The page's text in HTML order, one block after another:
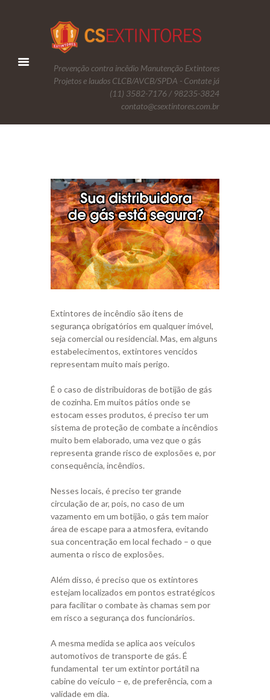
Prevenção contra incêdio Manutenção Extintores
Projetos e laudos CLCB/AVCB/SPDA - Contate já
(11) 3582-7176 / 98235-3824
contato@csextintores.com.br
Extintores de incêndio são itens de
segurança obrigatórios em qualquer imóvel,
seja comercial ou residencial. Mas, em alguns
estabelecimentos, extintores vencidos
representam muito mais perigo.
É o caso de distribuidoras de botijão de gás
de cozinha. Em muitos pátios onde se
estocam esses produtos, é preciso ter um
sistema de proteção de combate a incêndios
muito bem elaborado, uma vez que o gás
representa grande risco de explosões e, por
consequência, incêndios.
Nesses locais, é preciso ter grande
circulação de ar, pois, no caso de um
vazamento em um botijão, o gás tem maior
área de escape para a atmosfera, evitando
sua concentração em local fechado – o que
aumenta o risco de explosões.
Além disso, é preciso que os extintores
estejam localizados em pontos estratégicos
para facilitar o combate às chamas sem por
em risco a segurança dos funcionários.
A mesma medida se aplica aos veículos
automotivos de transporte de gás. É
fundamental ter um extintor portátil na
cabine do veículo – e, de preferência, com a
validade em dia.